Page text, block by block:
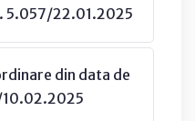
5.057/22.01.2025
din data de